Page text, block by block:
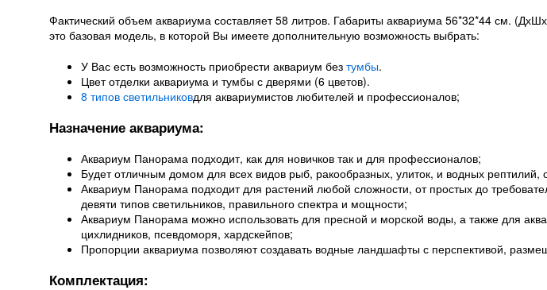
Фактический объем аквариума составляет 58 литров. Габариты аквариума 56*32*44 см.
это базовая модель, в которой Вы имеете дополнительную возможность выбрать:
У Вас есть возможность приобрести аквариум без тумбы.
Цвет отделки аквариума и тумбы с дверями (6 цветов).
8 типов светильниковдля аквариумистов любителей и профессионалов;
Назначение аквариума:
Аквариум Панорама подходит, как для новичков так и для профессионалов;
Будет отличным домом для всех видов рыб, ракообразных, улиток, и водных
Аквариум Панорама подходит для растений любой сложности, от простых до
девяти типов светильников, правильного спектра и мощности;
Аквариум Панорама можно использовать для пресной и морской воды, а также для
цихлидников, псевдоморя, хардскейпов;
Пропорции аквариума позволяют создавать водные ландшафты с перспективой,
Комплектация: